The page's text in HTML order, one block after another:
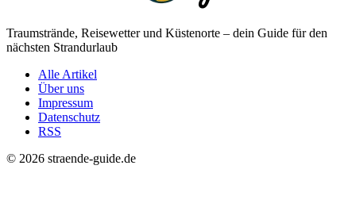
Traumstrände, Reisewetter und Küstenorte – dein Guide für den
nächsten Strandurlaub
Alle Artikel
Über uns
Impressum
Datenschutz
RSS
© 2026 straende-guide.de